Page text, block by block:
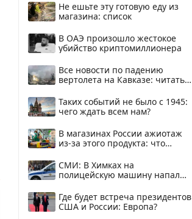
Не ешьте эту готовую еду из
магазина: список
В ОАЭ произошло жестокое
убийство криптомиллионера
Все новости по падению
вертолета на Кавказе: читать
Таких событий не было с 1945:
чего ждать всем нам?
В магазинах России ажиотаж
из-за этого продукта: что
СМИ: В Химках на
полицейскую машину напали
Где будет встреча президентов
США и России: Европа?